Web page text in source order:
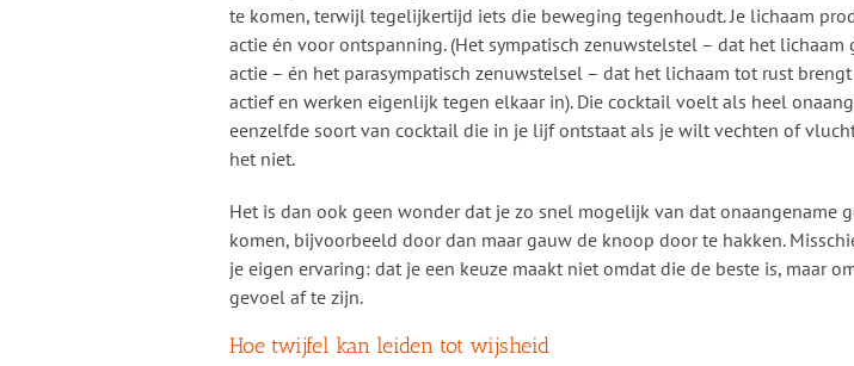
te komen, terwijl tegelijkertijd iets die beweging tegenhoudt. Je lichaam
actie én voor ontspanning. (Het sympatisch zenuwstelstel – dat het lichaam
actie – én het parasympatisch zenuwstelsel – dat het lichaam tot rust
actief en werken eigenlijk tegen elkaar in). Die cocktail voelt als heel
eenzelfde soort van cocktail die in je lijf ontstaat als je wilt vechten of
het niet.
Het is dan ook geen wonder dat je zo snel mogelijk van dat onaangename
komen, bijvoorbeeld door dan maar gauw de knoop door te hakken.
je eigen ervaring: dat je een keuze maakt niet omdat die de beste is, maar
gevoel af te zijn.
Hoe twijfel kan leiden tot wijsheid